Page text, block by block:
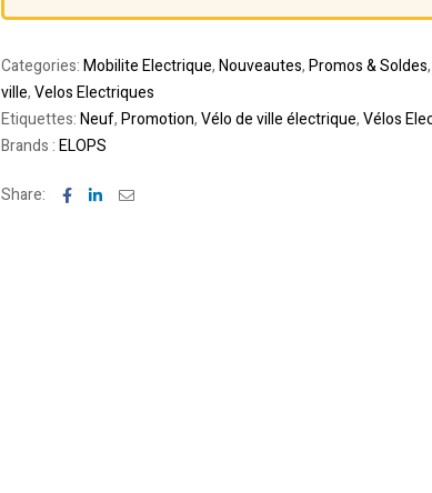
Categories:Mobilite Electrique,Nouveautes,Promos & Soldes,
ville,Velos Electriques
Etiquettes:Neuf,Promotion,Vélo de ville électrique,Vélos
Brands :ELOPS
Share: Facebook
LinkedinEmail